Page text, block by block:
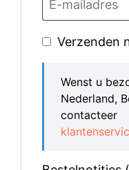
Verzenden
Wenst u
Nederland,
contacteer